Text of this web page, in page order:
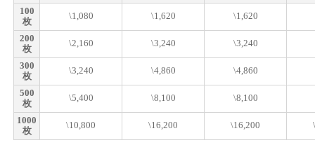
100
枚
\1,080 \1,620 \1,620
200
枚
\2,160 \3,240 \3,240
300
枚
\3,240 \4,860 \4,860
500
枚
\5,400 \8,100 \8,100
1000
枚
\10,800 \16,200 \16,200